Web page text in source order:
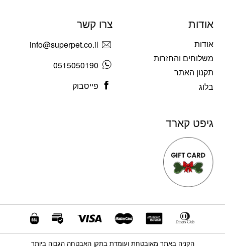
אודות
אודות
משלוחים והחזרות
תקנון האתר
בלוג
צרו קשר
info@superpet.co.il
0515050190
פייסבוק
גיפט קארד
הקניה באתר מאובטחת ועומדת בתקן האבטחה הגבוה ביותר